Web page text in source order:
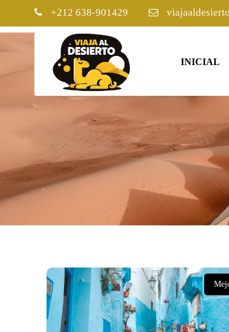
+212 638-901429
INICIAL